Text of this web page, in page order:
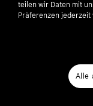
teilen wir Daten mit
Präferenzen
Alle